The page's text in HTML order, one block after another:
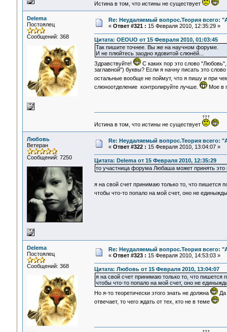
Истина в том, что истины не существует
Delema
Постоялец
Сообщений: 368
Re: Неудаляемый вопрос.Теория всего:
« Ответ #321 : 15 Февраля 2010, 12:35:29 »
Цитата: OEOUO от 15 Февраля 2010, 01:03:45
Так пишите точнее. Вы же на научном форуме.
И не плюйтесь заодно ядовитой слюнёй...
Здравствуйте!
С каких пор это слово
заглавной") буквы? Если я начну писать это
остальные вообще не поймут, что я пишу и при
слюноотделение контролируйте лучше.
Мое в
Истина в том, что истины не существует
Любовь
Ветеран
Сообщений: 7250
Re: Неудаляемый вопрос.Теория всего:
« Ответ #322 : 15 Февраля 2010, 13:04:07 »
Цитата: Delema от 15 Февраля 2010, 12:35:29
то участница форума Любаша может принять это
я на свой счет принимаю только то, что пишется
чтобы что-то попало на мой счет, оно не
Delema
Постоялец
Сообщений: 368
Re: Неудаляемый вопрос.Теория всего:
« Ответ #323 : 15 Февраля 2010, 14:53:03 »
Цитата: Любовь от 15 Февраля 2010, 13:04:07
я на свой счет принимаю только то, что
чтобы что-то попало на мой счет, оно не
Но я-то теоретически этого знать не должна
Да
отвечает, то чего ждать от тех, кто не в теме